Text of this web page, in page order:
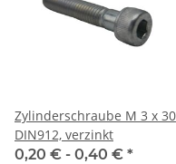
Zylinderschraube M 3 x 30
DIN912, verzinkt
0,20 € - 0,40 € *